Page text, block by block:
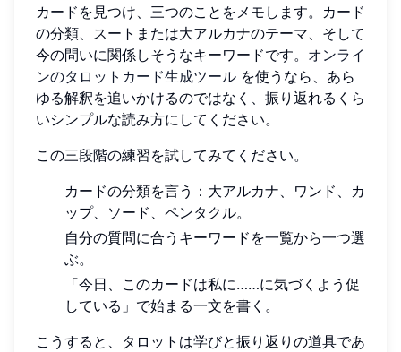
カードを見つけ、三つのことをメモします。カード
の分類、スートまたは大アルカナのテーマ、そして
今の問いに関係しそうなキーワードです。 オンライ
ンのタロットカード生成ツール を使うなら、あら
ゆる解釈を追いかけるのではなく、振り返れるくら
いシンプルな読み方にしてください。
この三段階の練習を試してみてください。
カードの分類を言う：大アルカナ、ワンド、カ
ップ、ソード、ペンタクル。
自分の質問に合うキーワードを一覧から一つ選
ぶ。
「今日、このカードは私に……に気づくよう促
している」で始まる一文を書く。
こうすると、タロットは学びと振り返りの道具であ